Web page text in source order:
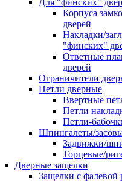
Для "финских"
Корпуса
дверей
Накладки/
"финских"
Ответные
дверей
Ограничители
Петли дверные
Ввертные
Петли
Петли-
Шпингалеты/
Задвижки/
Торцевые/
Дверные защелки
Защелки с фалевой